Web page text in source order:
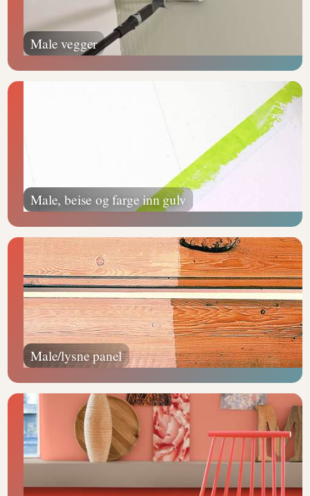
Male vegger
Male, beise og farge inn gulv
Male/lysne panel